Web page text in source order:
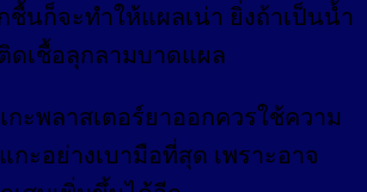
ชื้นก็จะทำให้แผลเน่า ยิ่งถ้าเป็นน้ำ
ดเชื้อลุกลามบาดแผล
ะพลาสเตอร์ยาออกควรใช้ความ
กะอย่างเบามือที่สุด เพราะอาจ